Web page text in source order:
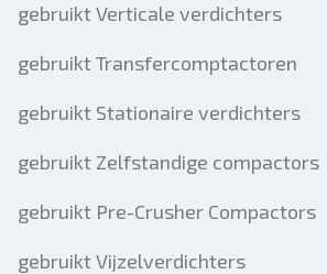
gebruikt Verticale verdichters
gebruikt Transfercomptactoren
gebruikt Stationaire verdichters
gebruikt Zelfstandige compactors
gebruikt Pre-Crusher Compactors
gebruikt Vijzelverdichters